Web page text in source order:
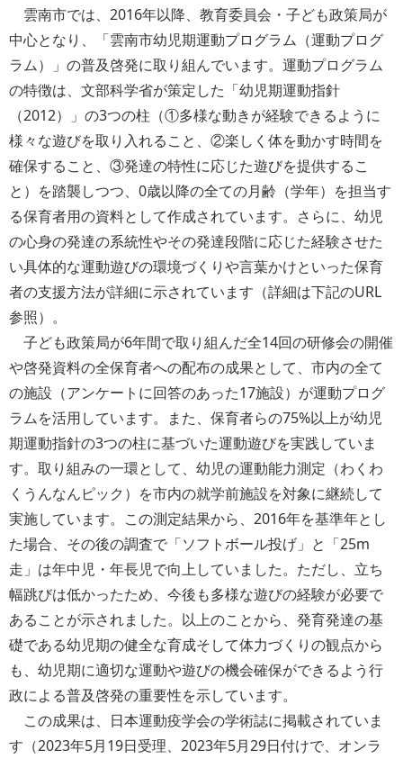
雲南市では、2016年以降、教育委員会・子ども政策局が
中心となり、「雲南市幼児期運動プログラム（運動プログ
ラム）」の普及啓発に取り組んでいます。運動プログラム
の特徴は、文部科学省が策定した「幼児期運動指針
（2012）」の3つの柱（①多様な動きが経験できるように
様々な遊びを取り入れること、②楽しく体を動かす時間を
確保すること、③発達の特性に応じた遊びを提供するこ
と）を踏襲しつつ、0歳以降の全ての月齢（学年）を担当す
る保育者用の資料として作成されています。さらに、幼児
の心身の発達の系統性やその発達段階に応じた経験させた
い具体的な運動遊びの環境づくりや言葉かけといった保育
者の支援方法が詳細に示されています（詳細は下記のURL
参照）。
子ども政策局が6年間で取り組んだ全14回の研修会の開催
や啓発資料の全保育者への配布の成果として、市内の全て
の施設（アンケートに回答のあった17施設）が運動プログ
ラムを活用しています。また、保育者らの75%以上が幼児
期運動指針の3つの柱に基づいた運動遊びを実践していま
す。取り組みの一環として、幼児の運動能力測定（わくわ
くうんなんピック）を市内の就学前施設を対象に継続して
実施しています。この測定結果から、2016年を基準年とし
た場合、その後の調査で「ソフトボール投げ」と「25m
走」は年中児・年長児で向上していました。ただし、立ち
幅跳びは低かったため、今後も多様な遊びの経験が必要で
あることが示されました。以上のことから、発育発達の基
礎である幼児期の健全な育成そして体力づくりの観点から
も、幼児期に適切な運動や遊びの機会確保ができるよう行
政による普及啓発の重要性を示しています。
この成果は、日本運動疫学会の学術誌に掲載されていま
す（2023年5月19日受理、2023年5月29日付けで、オンラ